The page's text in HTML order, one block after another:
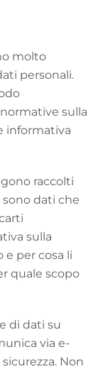
molto
personali.
sulla
informativa
raccolti
dati che
sulla
e per cosa li
quale scopo
di dati su
via e-
Non